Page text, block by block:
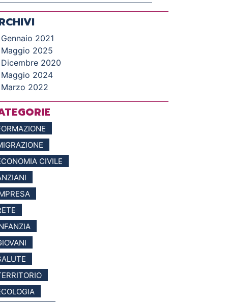
Gennaio 2021
Maggio 2025
Dicembre 2020
Maggio 2024
Marzo 2022
CIVILE